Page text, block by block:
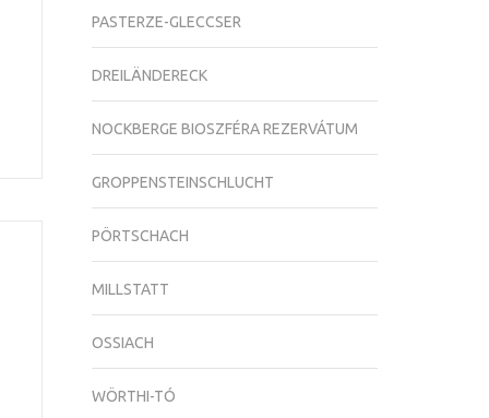
PASTERZE-GLECCSER
DREILÄNDERECK
NOCKBERGE BIOSZFÉRA REZERVÁTUM
GROPPENSTEINSCHLUCHT
PÖRTSCHACH
MILLSTATT
OSSIACH
WÖRTHI-TÓ